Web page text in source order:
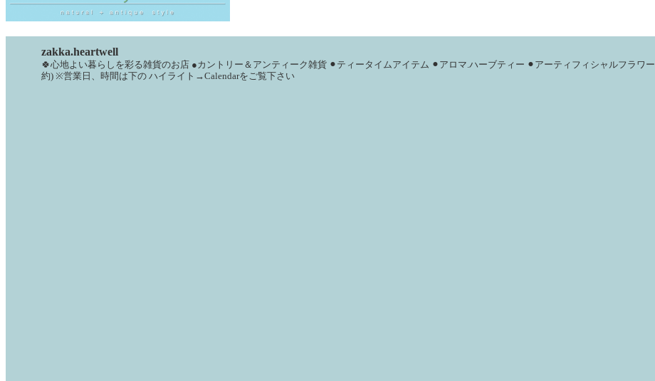
zakka.heartwell
🍀心地よい暮らしを彩る雑貨のお店 ●カントリー＆アンティーク雑貨 ⚫︎ティータイムアイテム ⚫︎アロマ.ハーブティー ⚫︎アーティフィシャルフラワー
約) ※営業日、時間は下の ハイライト→Calendarをご覧下さい